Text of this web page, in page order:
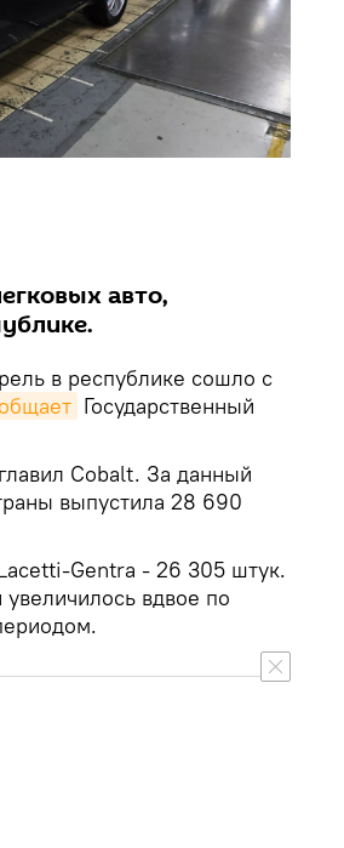
авто,
в республике сошло с
Государственный
Cobalt. За данный
выпустила 28 690
Gentra - 26 305 штук.
вдвое по